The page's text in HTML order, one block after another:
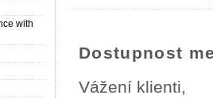
with
Dostupnost
Vážení klienti,